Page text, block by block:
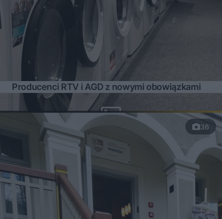
Producenci RTV i AGD z nowymi obowiązkami
36